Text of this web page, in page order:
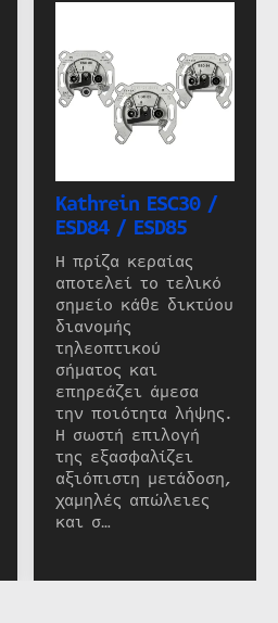
Kathrein ESC30 /
ESD84 / ESD85
Η πρίζα κεραίας
αποτελεί το τελικό
σημείο κάθε δικτύου
διανομής
τηλεοπτικού
σήματος και
επηρεάζει άμεσα
την ποιότητα λήψης.
Η σωστή επιλογή
της εξασφαλίζει
αξιόπιστη μετάδοση,
χαμηλές απώλειες
και σ…